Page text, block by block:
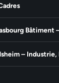
Bâtiment
–